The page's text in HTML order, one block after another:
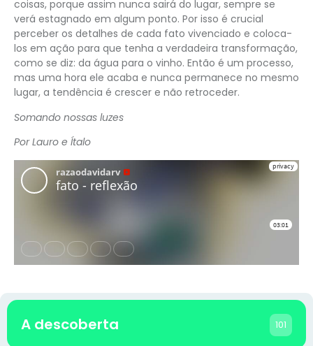
coisas, porque assim nunca sairá do lugar, sempre se
verá estagnado em algum ponto. Por isso é crucial
perceber os detalhes de cada fato vivenciado e coloca-
los em ação para que tenha a verdadeira transformação,
como se diz: da água para o vinho. Então é um processo,
mas uma hora ele acaba e nunca permanece no mesmo
lugar, a tendência é crescer e não retroceder.
Somando nossas luzes
Por Lauro e Ítalo
A descoberta 101